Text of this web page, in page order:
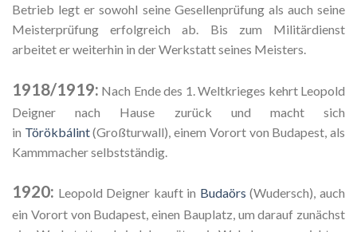
Betrieb legt er sowohl seine Gesellenprüfung als auch seine
Meisterprüfung erfolgreich ab. Bis zum Militärdienst
arbeitet er weiterhin in der Werkstatt seines Meisters.
1918/1919: Nach Ende des 1. Weltkrieges kehrt Leopold
Deigner nach Hause zurück und macht sich
in Törökbálint(Großturwall), einem Vorort von Budapest, als
Kammmacher selbstständig.
1920: Leopold Deigner kauft in Budaörs (Wudersch), auch
ein Vorort von Budapest, einen Bauplatz, um darauf zunächst